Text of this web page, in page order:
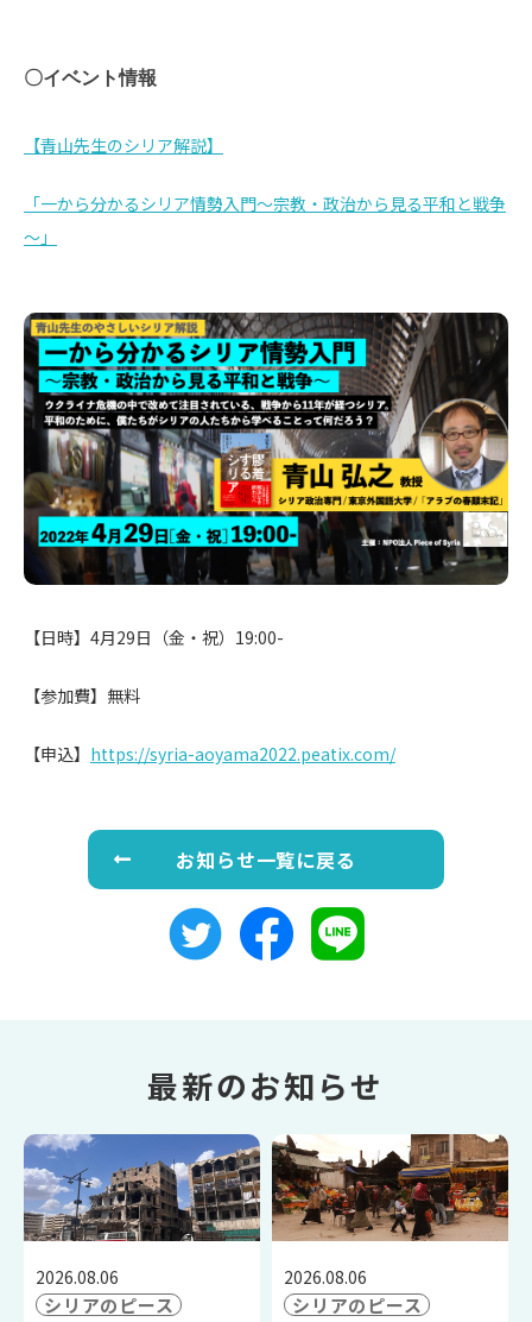
〇イベント情報
【青山先生のシリア解説】
「一から分かるシリア情勢入門～宗教・政治から見る平和と戦争
～」
【日時】4月29日（金・祝）19:00-
【参加費】無料
【申込】 https://syria-aoyama2022.peatix.com/
お知らせ一覧に戻る
最新のお知らせ
2026.08.06
シリアのピース
2026.08.06
シリアのピース